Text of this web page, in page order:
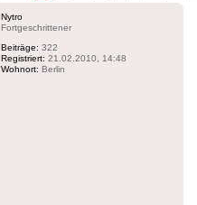
Nytro
Fortgeschrittener
Beiträge: 322
Registriert: 21.02.2010, 14:48
Wohnort: Berlin